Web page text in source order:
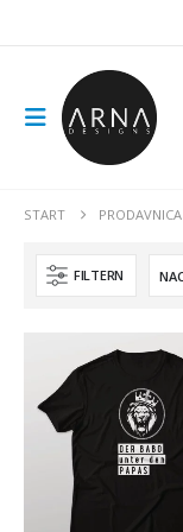
START PRODAVNICA
FILTERN